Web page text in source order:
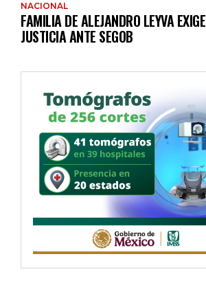
NACIONAL
FAMILIA DE ALEJANDRO LEYVA EXIGE
JUSTICIA ANTE SEGOB